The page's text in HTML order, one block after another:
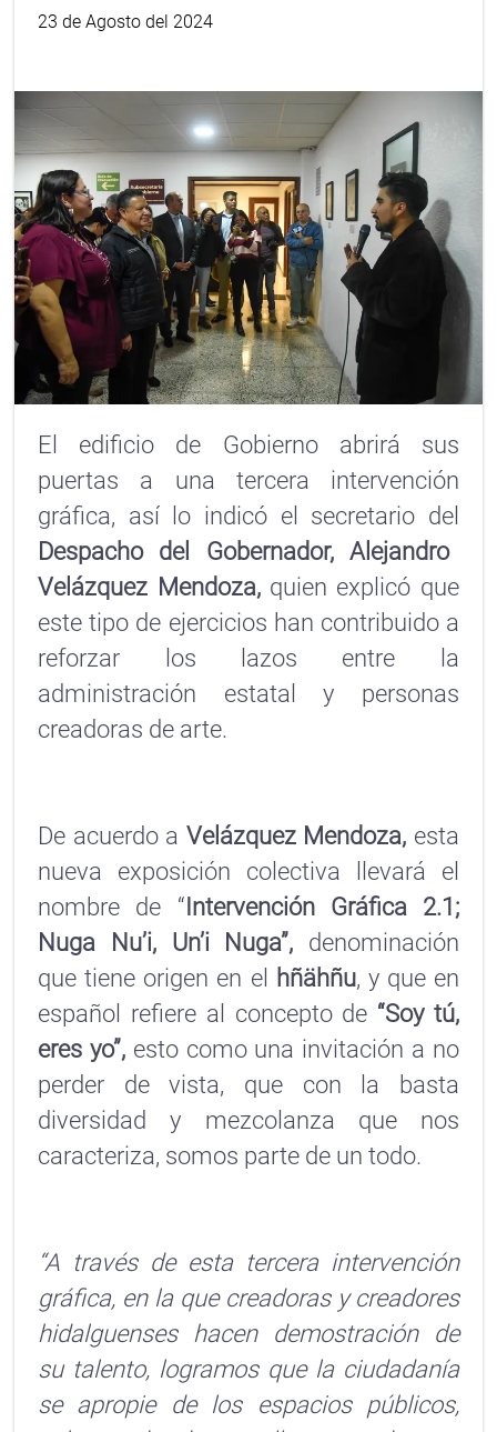
23 de Agosto del 2024
El edificio de Gobierno abrirá sus
puertas a una tercera intervención
gráfica, así lo indicó el secretario del
Despacho del Gobernador, Alejandro
Velázquez Mendoza, quien explicó que
este tipo de ejercicios han contribuido a
reforzar los lazos entre la
administración estatal y personas
creadoras de arte.
De acuerdo a Velázquez Mendoza, esta
nueva exposición colectiva llevará el
nombre de “ Intervención Gráfica 2.1;
Nuga Nu’i, Un’i Nuga”, denominación
que tiene origen en el hñähñu, y que en
español refiere al concepto de “Soy tú,
eres yo”,esto como una invitación a no
perder de vista, que con la basta
diversidad y mezcolanza que nos
caracteriza, somos parte de un todo.
“A través de esta tercera intervención
gráfica, en la que creadoras y creadores
hidalguenses hacen demostración de
su talento, logramos que la ciudadanía
se apropie de los espacios públicos,